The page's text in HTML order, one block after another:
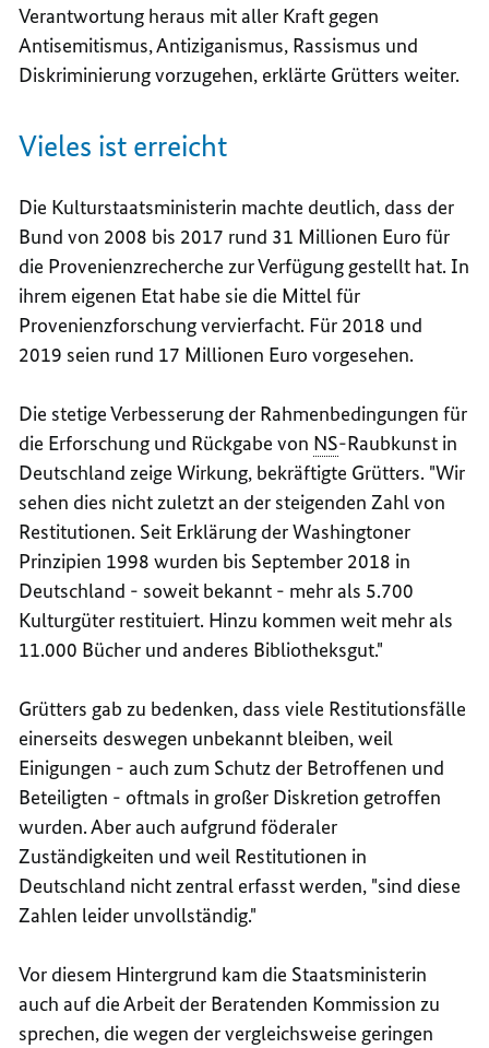
Verantwortung heraus mit aller Kraft gegen
Antisemitismus, Antiziganismus, Rassismus und
Diskriminierung vorzugehen, erklärte Grütters weiter.
Vieles ist erreicht
Die Kulturstaatsministerin machte deutlich, dass der
Bund von 2008 bis 2017 rund 31 Millionen Euro für
die Provenienzrecherche zur Verfügung gestellt hat. In
ihrem eigenen Etat habe sie die Mittel für
Provenienzforschung vervierfacht. Für 2018 und
2019 seien rund 17 Millionen Euro vorgesehen.
Die stetige Verbesserung der Rahmenbedingungen für
die Erforschung und Rückgabe von NS-Raubkunst in
Deutschland zeige Wirkung, bekräftigte Grütters. "Wir
sehen dies nicht zuletzt an der steigenden Zahl von
Restitutionen. Seit Erklärung derWashingtoner
Prinzipien 1998 wurden bis September 2018 in
Deutschland - soweit bekannt - mehr als 5.700
Kulturgüter restituiert. Hinzu kommen weit mehr als
11.000 Bücher und anderes Bibliotheksgut."
Grütters gab zu bedenken, dass viele Restitutionsfälle
einerseits deswegen unbekannt bleiben, weil
Einigungen - auch zum Schutz der Betroffenen und
Beteiligten - oftmals in großer Diskretion getroffen
wurden. Aber auch aufgrund föderaler
Zuständigkeiten und weil Restitutionen in
Deutschland nicht zentral erfasst werden, "sind diese
Zahlen leider unvollständig."
Vor diesem Hintergrund kam die Staatsministerin
auch auf die Arbeit der Beratenden Kommission zu
sprechen, die wegen der vergleichsweise geringen